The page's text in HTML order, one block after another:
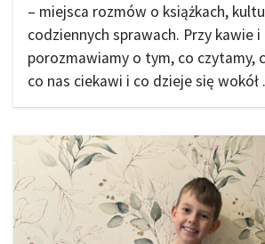
– miejsca rozmów o książkach,
codziennych sprawach. Przy kawie
porozmawiamy o tym, co czytamy,
co nas ciekawi i co dzieje się wokół